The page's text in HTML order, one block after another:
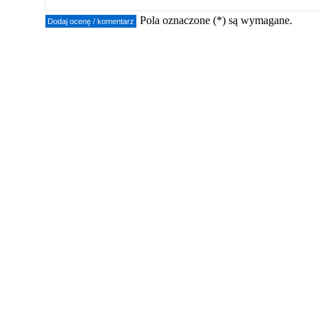
Pola oznaczone (*) są wymagane.